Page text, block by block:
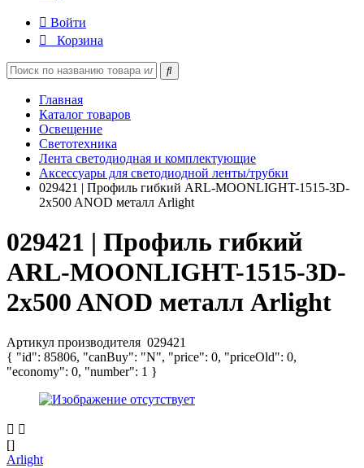
Войти
Корзина
Главная
Каталог товаров
Освещение
Светотехника
Лента светодиодная и комплектующие
Аксессуары для светодиодной ленты/трубки
029421 | Профиль гибкий ARL-MOONLIGHT-1515-3D-
2x500 ANOD металл Arlight
029421 | Профиль гибкий
ARL-MOONLIGHT-1515-3D-
2x500 ANOD металл Arlight
Артикул производителя 029421
{ "id": 85806, "canBuy": "N", "price": 0, "priceOld": 0,
"economy": 0, "number": 1 }
[]
Arlight